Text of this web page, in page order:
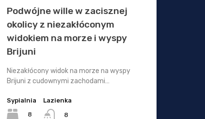
Podwójne wille w zacisznej
okolicy z niezakłóconym
widokiem na morze i wyspy
Brijuni
Niezakłócony widok na morze na wyspy
Brijuni z cudownymi zachodami…
Sypialnia
8
Lazienka
8